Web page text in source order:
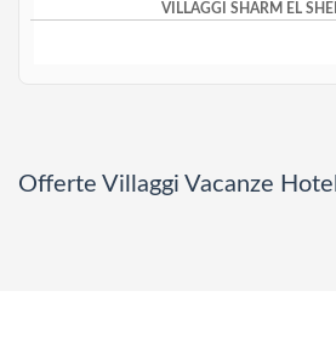
VILLAGGI SHARM EL
Offerte Villaggi Vacanze